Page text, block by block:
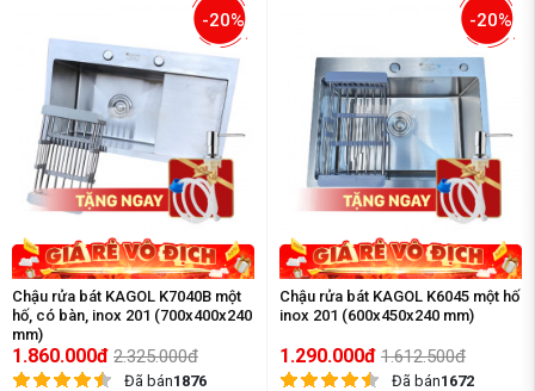
-20%
Chậu rửa bát KAGOL K7040B một
hố, có bàn, inox 201 (700x400x240
mm)
1.860.000đ 2.325.000đ
Đã bán1876
-20%
Chậu rửa bát KAGOL K6045 một hố
inox 201 (600x450x240 mm)
1.290.000đ 1.612.500đ
Đã bán1672